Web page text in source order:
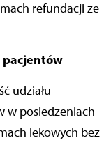
refundacji ze
pacjentów
udziału
w posiedzeniach
lekowych bez